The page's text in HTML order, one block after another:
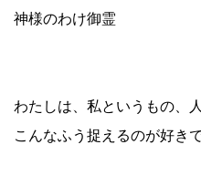
神様のわけ御霊
わたしは、私というもの、
こんなふう捉えるのが好き